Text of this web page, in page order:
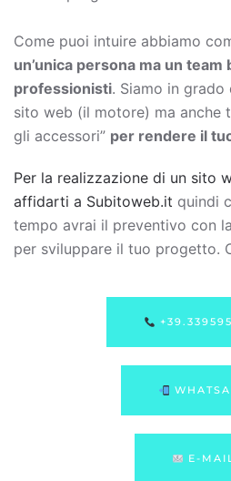
Come puoi intuire abbiamo
un’unica persona ma un
professionisti. Siamo in
sito web (il motore) ma anche
gli accessori” per rendere il
Per la realizzazione di un sito
affidarti a Subitoweb.it quindi
tempo avrai il preventivo con
per sviluppare il tuo progetto.
E-